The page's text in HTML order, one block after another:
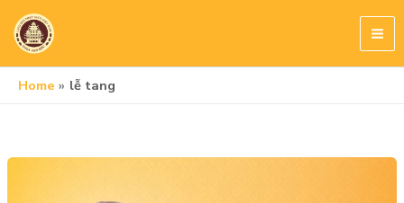
content
Home
lễ tang